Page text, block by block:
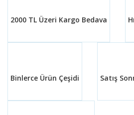
Ürün bilgilerinde hatalar
2000 TL Üzeri Kargo Bedava
Binlerce Ürün Çeşidi Satış